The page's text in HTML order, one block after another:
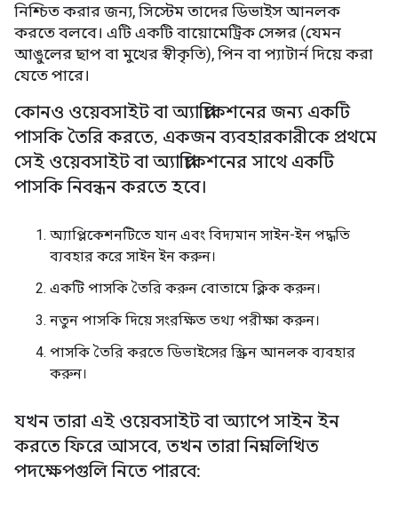
নিশ্চিত করার জন্য, সিস্টেম তাদের ডিভাইস আনলক
করতে বলবে। এটি একটি বায়োমেট্রিক সেন্সর (যেমন
আঙুলের ছাপ বা মুখের স্বীকৃতি), পিন বা প্যাটার্ন দিয়ে করা
যেতে পারে।
কোনও ওয়েবসাইট বা অ্যাপ্লিকেশনের জন্য একটি
পাসকি তৈরি করতে, একজন ব্যবহারকারীকে প্রথমে
সেই ওয়েবসাইট বা অ্যাপ্লিকেশনের সাথে একটি
পাসকি নিবন্ধন করতে হবে।
অ্যাপ্লিকেশনটিতে যান এবং বিদ্যমান সাইন-ইন পদ্ধতি
ব্যবহার করে সাইন ইন করুন।
একটি পাসকি তৈরি করুন বোতামে ক্লিক করুন।
নতুন পাসকি দিয়ে সংরক্ষিত তথ্য পরীক্ষা করুন।
পাসকি তৈরি করতে ডিভাইসের স্ক্রিন আনলক ব্যবহার
করুন।
যখন তারা এই ওয়েবসাইট বা অ্যাপে সাইন ইন
করতে ফিরে আসবে, তখন তারা নিম্নলিখিত
পদক্ষেপগুলি নিতে পারবে: